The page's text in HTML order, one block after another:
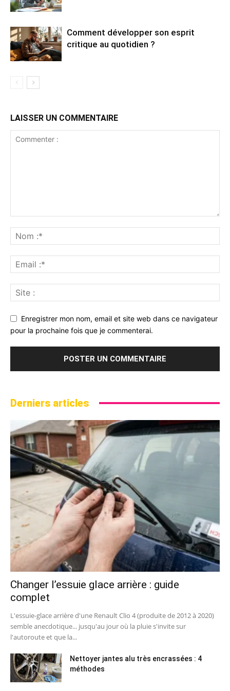
Comment développer son esprit
critique au quotidien ?
LAISSER UN COMMENTAIRE
Enregistrer mon nom, email et site web dans ce navigateur
pour la prochaine fois que je commenterai.
Derniers articles
Changer l’essuie glace arrière : guide
complet
L'essuie-glace arrière d'une Renault Clio 4 (produite de 2012 à 2020)
semble anecdotique... jusqu'au jour où la pluie s'invite sur
l'autoroute et que la...
Nettoyer jantes alu très encrassées : 4
méthodes